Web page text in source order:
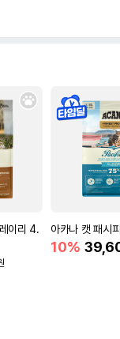
이리 4.
아카나 캣 패시
10%